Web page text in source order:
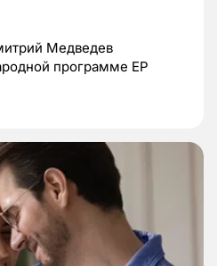
Медведев
программе ЕР